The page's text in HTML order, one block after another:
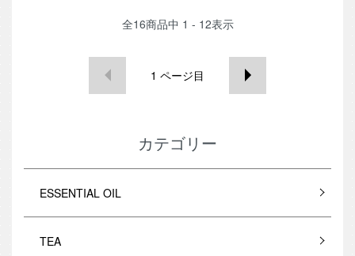
全16商品中 1 - 12表示
1 ページ目
カテゴリー
ESSENTIAL OIL
TEA